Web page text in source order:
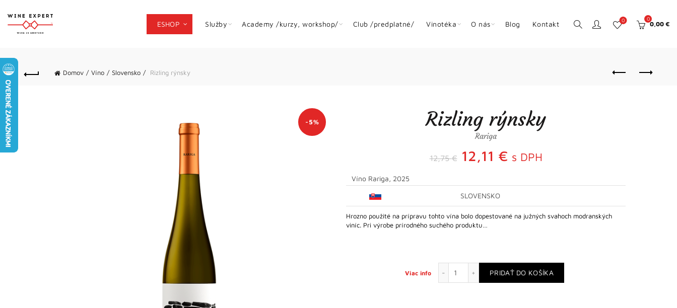
ESHOP Služby Academy /kurzy, workshop/ Club /predplatné/ Vinotéka O nás Blog Kontakt 0 0
0,00 €
Domov Víno Slovensko Rizling rýnsky
-5% Rizling rýnsky
Rariga
12,75€ Pôvodná
bola:
12,75 €.
12,11 €Aktuálna
12,11 €.
s DPH
Víno Rariga, 2025
SLOVENSKO
Hrozno použité na prípravu tohto vína bolo dopestované na južných svahoch modranských
viníc. Pri výrobe prírodného suchého produktu…
Viac info
množstvo Rizling rýnsky
PRIDAŤ DO KOŠÍKA